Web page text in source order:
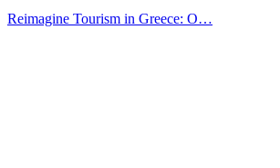
Reimagine Tourism in Greece: O…